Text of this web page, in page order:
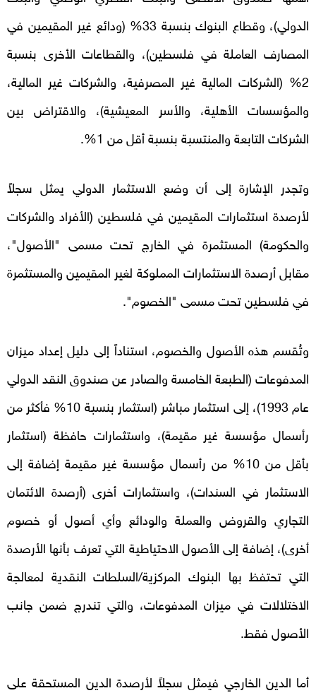
الدولي)، وقطاع البنوك بنسبة 33% (ودائع غير المقيمين في
المصارف العاملة في فلسطين)، والقطاعات الأخرى بنسبة
2% (الشركات المالية غير المصرفية، والشركات غير المالية،
والمؤسسات الأهلية، والأسر المعيشية)، والاقتراض بين
الشركات التابعة والمنتسبة بنسبة أقل من 1%.
وتجدر الإشارة إلى أن وضع الاستثمار الدولي يمثل سجلاً
لأرصدة استثمارات المقيمين في فلسطين (الأفراد والشركات
والحكومة) المستثمرة في الخارج تحت مسمى "الأصول"،
مقابل أرصدة الاستثمارات المملوكة لغير المقيمين والمستثمرة
في فلسطين تحت مسمى "الخصوم".
وتُقسم هذه الأصول والخصوم، استناداً إلى دليل إعداد ميزان
المدفوعات (الطبعة الخامسة والصادر عن صندوق النقد الدولي
عام 1993)، إلى استثمار مباشر (استثمار بنسبة 10% فأكثر من
رأسمال مؤسسة غير مقيمة)، واستثمارات حافظة (استثمار
بأقل من 10% من رأسمال مؤسسة غير مقيمة إضافة إلى
الاستثمار في السندات)، واستثمارات أخرى (أرصدة الائتمان
التجاري والقروض والعملة والودائع وأي أصول أو خصوم
أخرى)، إضافة إلى الأصول الاحتياطية التي تعرف بأنها الأرصدة
التي تحتفظ بها البنوك المركزية/السلطات النقدية لمعالجة
الاختلالات في ميزان المدفوعات، والتي تندرج ضمن جانب
الأصول فقط.
أما الدين الخارجي فيمثل سجلاً لأرصدة الدين المستحقة على